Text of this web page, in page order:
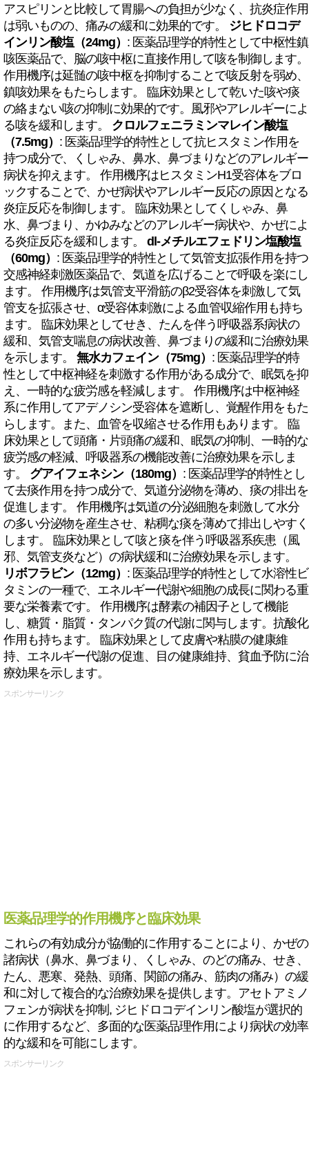
アスピリンと比較して胃腸への負担が少なく、抗炎症作用
は弱いものの、痛みの緩和に効果的です。 ジヒドロコデ
インリン酸塩（24mg） : 医薬品理学的特性として中枢性鎮
咳医薬品で、脳の咳中枢に直接作用して咳を制御します。
作用機序は延髄の咳中枢を抑制することで咳反射を弱め、
鎮咳効果をもたらします。 臨床効果として乾いた咳や痰
の絡まない咳の抑制に効果的です。風邪やアレルギーによ
る咳を緩和します。 クロルフェニラミンマレイン酸塩
（7.5mg） : 医薬品理学的特性として抗ヒスタミン作用を
持つ成分で、くしゃみ、鼻水、鼻づまりなどのアレルギー
病状を抑えます。 作用機序はヒスタミンH1受容体をブロ
ックすることで、かぜ病状やアレルギー反応の原因となる
炎症反応を制御します。 臨床効果としてくしゃみ、鼻
水、鼻づまり、かゆみなどのアレルギー病状や、かぜによ
る炎症反応を緩和します。 dl-メチルエフェドリン塩酸塩
（60mg） : 医薬品理学的特性として気管支拡張作用を持つ
交感神経刺激医薬品で、気道を広げることで呼吸を楽にし
ます。 作用機序は気管支平滑筋のβ2受容体を刺激して気
管支を拡張させ、α受容体刺激による血管収縮作用も持ち
ます。 臨床効果としてせき、たんを伴う呼吸器系病状の
緩和、気管支喘息の病状改善、鼻づまりの緩和に治療効果
を示します。 無水カフェイン（75mg） : 医薬品理学的特
性として中枢神経を刺激する作用がある成分で、眠気を抑
え、一時的な疲労感を軽減します。 作用機序は中枢神経
系に作用してアデノシン受容体を遮断し、覚醒作用をもた
らします。また、血管を収縮させる作用もあります。 臨
床効果として頭痛・片頭痛の緩和、眠気の抑制、一時的な
疲労感の軽減、呼吸器系の機能改善に治療効果を示しま
す。 グアイフェネシン（180mg） : 医薬品理学的特性とし
て去痰作用を持つ成分で、気道分泌物を薄め、痰の排出を
促進します。 作用機序は気道の分泌細胞を刺激して水分
の多い分泌物を産生させ、粘稠な痰を薄めて排出しやすく
します。 臨床効果として咳と痰を伴う呼吸器系疾患（風
邪、気管支炎など）の病状緩和に治療効果を示します。
リボフラビン（12mg） : 医薬品理学的特性として水溶性ビ
タミンの一種で、エネルギー代謝や細胞の成長に関わる重
要な栄養素です。 作用機序は酵素の補因子として機能
し、糖質・脂質・タンパク質の代謝に関与します。抗酸化
作用も持ちます。 臨床効果として皮膚や粘膜の健康維
持、エネルギー代謝の促進、目の健康維持、貧血予防に治
療効果を示します。
スポンサーリンク
医薬品理学的作用機序と臨床効果
これらの有効成分が協働的に作用することにより、かぜの
諸病状（鼻水、鼻づまり、くしゃみ、のどの痛み、せき、
たん、悪寒、発熱、頭痛、関節の痛み、筋肉の痛み）の緩
和に対して複合的な治療効果を提供します。アセトアミノ
フェンが病状を抑制, ジヒドロコデインリン酸塩が選択的
に作用するなど、多面的な医薬品理作用により病状の効率
的な緩和を可能にします。
スポンサーリンク